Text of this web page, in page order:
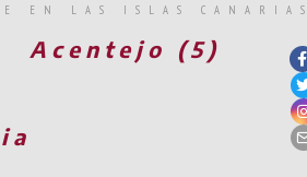
EN LAS ISLAS CANARIAS
Acentejo (5)